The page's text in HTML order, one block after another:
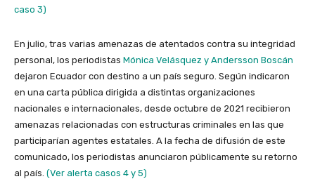
caso 3)
En julio, tras varias amenazas de atentados contra su integridad
personal, los periodistas Mónica Velásquez y Andersson Boscán
dejaron Ecuador con destino a un país seguro. Según indicaron
en una carta pública dirigida a distintas organizaciones
nacionales e internacionales, desde octubre de 2021 recibieron
amenazas relacionadas con estructuras criminales en las que
participarían agentes estatales. A la fecha de difusión de este
comunicado, los periodistas anunciaron públicamente su retorno
al país. (Ver alerta casos 4 y 5)